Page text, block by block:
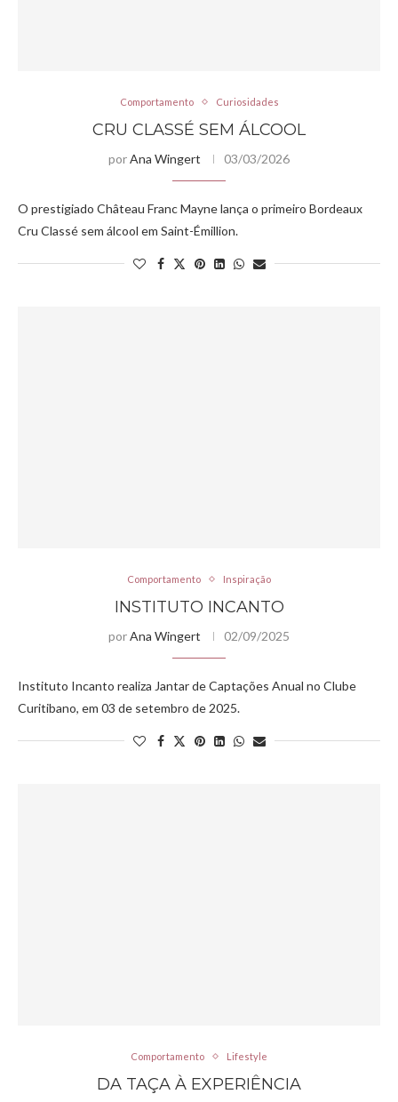
Comportamento Curiosidades
CRU CLASSÉ SEM ÁLCOOL
porAna Wingert 03/03/2026
O prestigiado Château Franc Mayne lança o primeiro Bordeaux
Cru Classé sem álcool em Saint-Émillion.
Comportamento Inspiração
INSTITUTO INCANTO
porAna Wingert 02/09/2025
Instituto Incanto realiza Jantar de Captações Anual no Clube
Curitibano, em 03 de setembro de 2025.
Comportamento Lifestyle
DA TAÇA À EXPERIÊNCIA